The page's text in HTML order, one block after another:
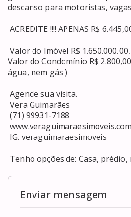
descanso para motoristas,
ACREDITE !!!! APENAS R$ 6.445,00 o m2
Valor do Imóvel R$ 1.650.000,00, IPTU R$ 587,00,
Valor do Condomínio R$
água, nem gás )
Agende sua visita.
Vera Guimarães
(71) 99931-7188
www.veraguimaraesimoveis.com.br
Tenho opções de: Casa, prédio,
Enviar mensagem